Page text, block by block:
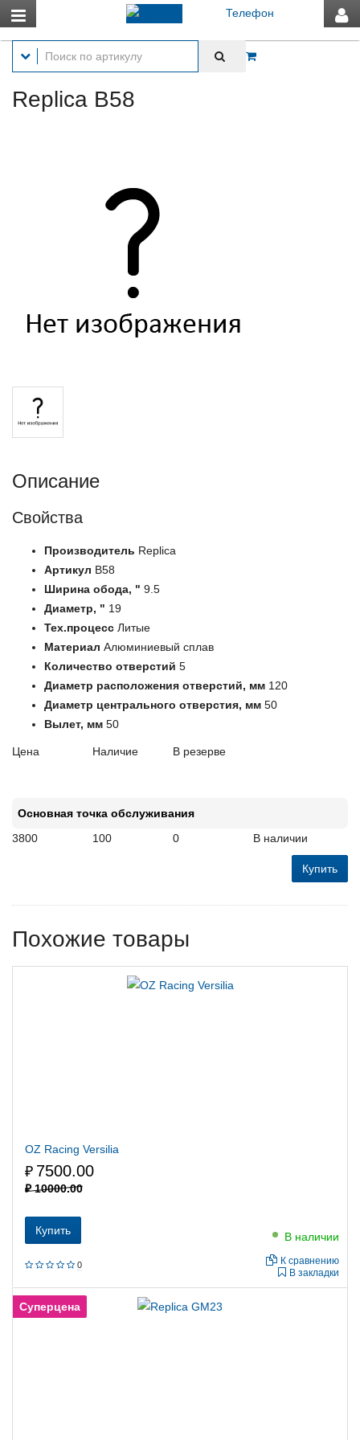
Телефон
Replica B58
Описание
Свойства
Производитель Replica
Артикул B58
Ширина обода, " 9.5
Диаметр, " 19
Тех.процесс Литые
Материал Алюминиевый сплав
Количество отверстий 5
Диаметр расположения отверстий, мм 120
Диаметр центрального отверстия, мм 50
Вылет, мм 50
Цена Наличие В резерве
Основная точка обслуживания
3800
100 0 В наличии
Купить
Похожие товары
OZ Racing Versilia
0
₽ 7500.00
₽ 10000.00
В наличии
В закладки
К сравнению
Купить
Суперцена